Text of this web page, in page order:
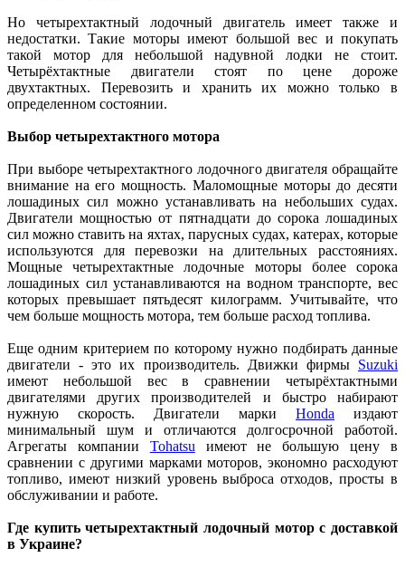
Но четырехтактный лодочный двигатель имеет также и
недостатки. Такие моторы имеют большой вес и покупать
такой мотор для небольшой надувной лодки не стоит.
Четырёхтактные двигатели стоят по цене дороже
двухтактных. Перевозить и хранить их можно только в
определенном состоянии.
Выбор четырехтактного мотора
При выборе четырехтактного лодочного двигателя обращайте
внимание на его мощность. Маломощные моторы до десяти
лошадиных сил можно устанавливать на небольших судах.
Двигатели мощностью от пятнадцати до сорока лошадиных
сил можно ставить на яхтах, парусных судах, катерах, которые
используются для перевозки на длительных расстояниях.
Мощные четырехтактные лодочные моторы более сорока
лошадиных сил устанавливаются на водном транспорте, вес
которых превышает пятьдесят килограмм. Учитывайте, что
чем больше мощность мотора, тем больше расход топлива.
Еще одним критерием по которому нужно подбирать данные
двигатели - это их производитель. Движки фирмы Suzuki
имеют небольшой вес в сравнении четырёхтактными
двигателями других производителей и быстро набирают
нужную скорость. Двигатели марки Honda издают
минимальный шум и отличаются долгосрочной работой.
Агрегаты компании Tohatsu имеют не большую цену в
сравнении с другими марками моторов, экономно расходуют
топливо, имеют низкий уровень выброса отходов, просты в
обслуживании и работе.
Где купить четырехтактный лодочный мотор с доставкой
в Украине?